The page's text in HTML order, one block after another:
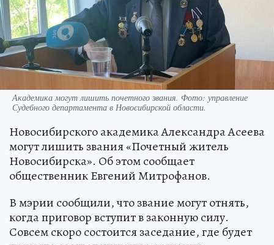
Академика могут лишить почетного звания. Фото: управление
Судебного департамента в Новосибирской области.
Новосибирского академика Александра Асеева
могут лишить звания «Почетный житель
Новосибирска». Об этом сообщает
общественник Евгений Митрофанов.
В мэрии сообщили, что звание могут отнять,
когда приговор вступит в законную силу.
Совсем скоро состоится заседание, где будет